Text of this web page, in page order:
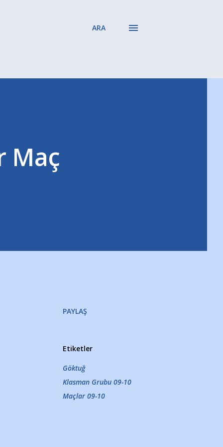
ARA
Maç
PAYLAŞ
Etiketler
Göktuğ
Klasman Grubu 09-10
Maçlar 09-10